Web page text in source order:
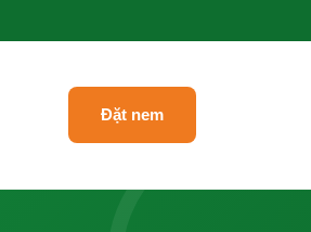
Đặt nem